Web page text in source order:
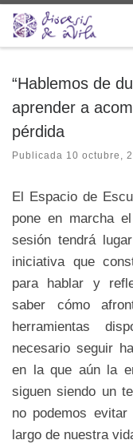
Saltar al contenido
“Hablemos de
aprender a
pérdida
Publicada 10 octubre,
El Espacio de
pone en marcha
sesión tendrá
iniciativa que
para hablar y
saber cómo
herramientas
necesario seguir
en la que aún la
siguen siendo un
no podemos
largo de nuestra